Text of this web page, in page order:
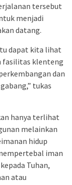
tersebut
menjadi
datang.
dapat kita lihat
fasilitas klenteng
dan
tukas
hanya terlihat
melainkan
hidup
iman
Tuhan,
atau